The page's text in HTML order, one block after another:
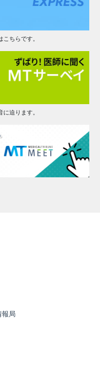
ちらです。
迫ります。
報局